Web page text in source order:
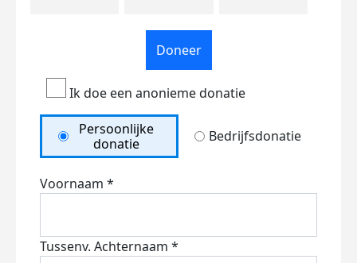
Doneer
Ik doe een anonieme donatie
Persoonlijke
donatie
Bedrijfsdonatie
Voornaam *
Tussenv. Achternaam *